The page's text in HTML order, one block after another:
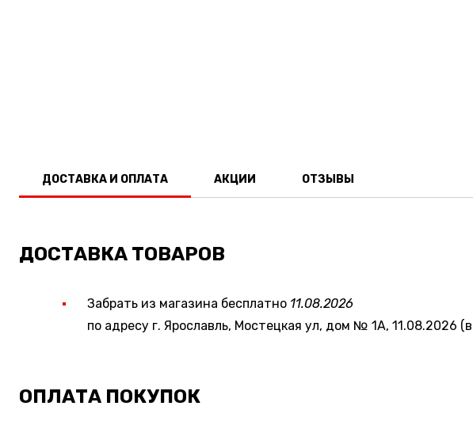
ДОСТАВКА И ОПЛАТА АКЦИИ ОТЗЫВЫ
ДОСТАВКА ТОВАРОВ
Забрать из магазина бесплатно 11.08.2026
по адресу г. Ярославль, Мостецкая ул, дом № 1А, 11.08.2026
ОПЛАТА ПОКУПОК